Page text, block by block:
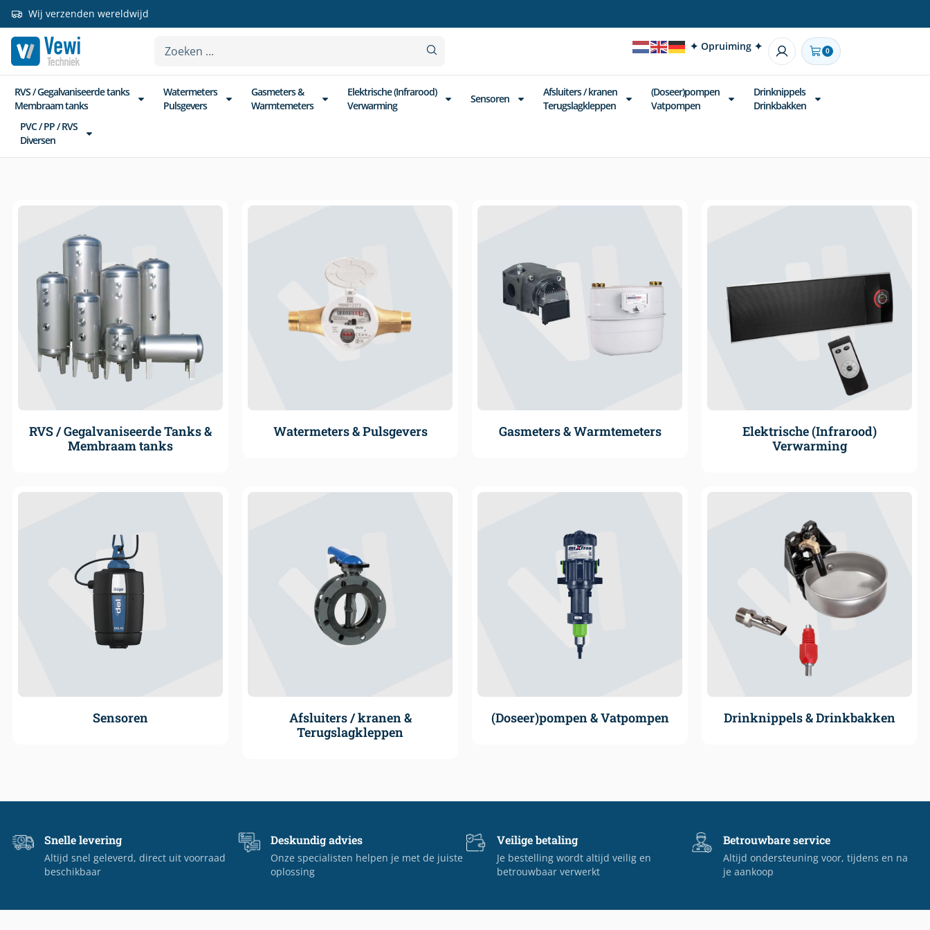
Wij verzenden wereldwijd
✦ Opruiming ✦ 0
RVS / Gegalvaniseerde tanks
Membraam tanks
Watermeters
Pulsgevers
Gasmeters &
Warmtemeters
Elektrische (Infrarood)
Verwarming
Sensoren
Afsluiters / kranen
Terugslagkleppen
(Doseer)pompen
Vatpompen
Drinknippels
Drinkbakken
PVC / PP / RVS
Diversen
RVS / Gegalvaniseerde Tanks &
Membraam tanks
Watermeters & Pulsgevers Gasmeters & Warmtemeters
Elektrische (Infrarood)
Verwarming
Sensoren
Afsluiters / kranen &
Terugslagkleppen
(Doseer)pompen & Vatpompen Drinknippels & Drinkbakken
Snelle levering
Altijd snel geleverd, direct uit voorraad
beschikbaar
Deskundig advies
Onze specialisten helpen je met de juiste
oplossing
Veilige betaling
Je bestelling wordt altijd veilig en
betrouwbaar verwerkt
Betrouwbare service
Altijd ondersteuning voor, tijdens en na
je aankoop